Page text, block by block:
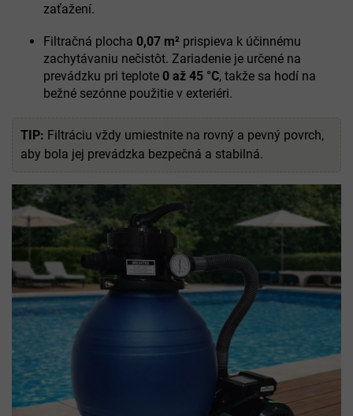
zaťažení.
Filtračná plocha 0,07 m² prispieva k účinnému
zachytávaniu nečistôt. Zariadenie je určené na
prevádzku pri teplote 0 až 45 °C, takže sa hodí na
bežné sezónne použitie v exteriéri.
TIP: Filtráciu vždy umiestnite na rovný a pevný povrch,
aby bola jej prevádzka bezpečná a stabilná.